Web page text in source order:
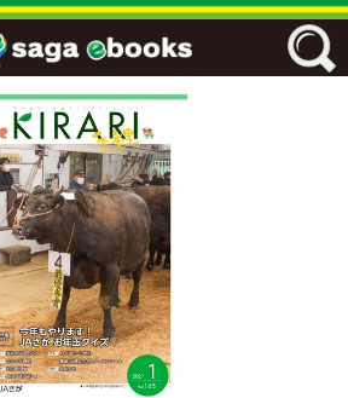
フリーワード
ジャンル
エリア